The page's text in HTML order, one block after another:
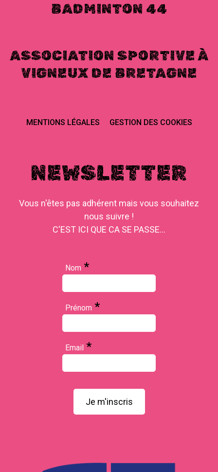
BADMINTON 44
ASSOCIATION SPORTIVE À
VIGNEUX DE BRETAGNE
MENTIONS LÉGALES GESTION DES COOKIES
NEWSLETTER
Vous n'êtes pas adhérent mais vous souhaitez
nous suivre !
C'EST ICI QUE CA SE PASSE...
Nom *
Prénom *
Email *
Je m'inscris